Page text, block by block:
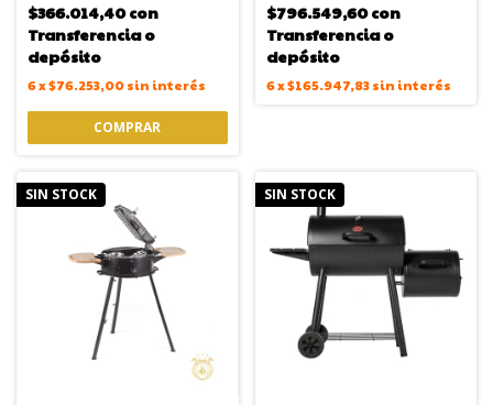
$366.014,40con
Transferencia o
depósito
6x$76.253,00sin interés
$796.549,60con
Transferencia o
depósito
6x$165.947,83 sin interés
SIN STOCK SIN STOCK